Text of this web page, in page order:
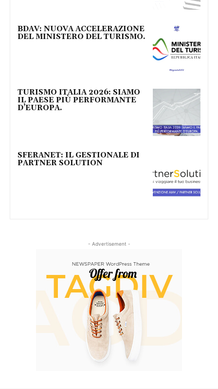
BDAV: NUOVA ACCELERAZIONE
DEL MINISTERO DEL TURISMO.
TURISMO ITALIA 2026: SIAMO
IL PAESE PIÙ PERFORMANTE
D’EUROPA.
SFERANET: IL GESTIONALE DI
PARTNER SOLUTION
- Advertisement -